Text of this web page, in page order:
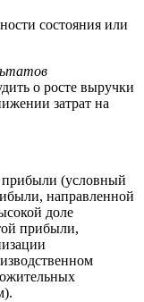
состояния или
о росте выручки
затрат на
прибыли (условный
направленной
доле
прибыли,